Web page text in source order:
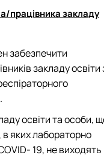
працівника закладу
забезпечити
закладу освіти
освіти та особи,
в яких лабораторно
19, не виходять